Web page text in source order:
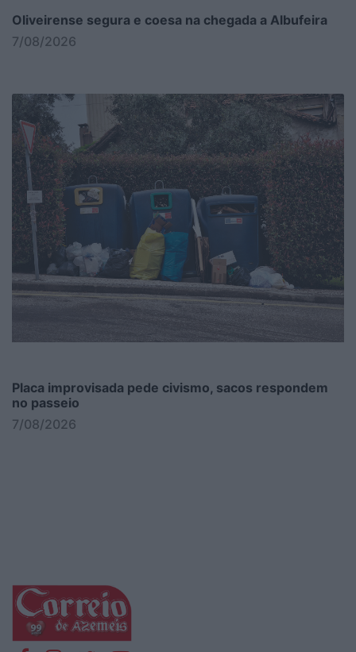
Oliveirense segura e coesa na chegada a Albufeira
7/08/2026
Placa improvisada pede civismo, sacos respondem
no passeio
7/08/2026